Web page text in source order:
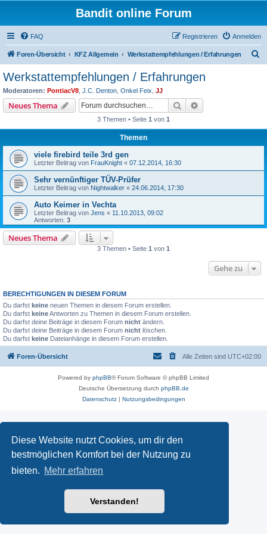
Diese Website nutzt Cookies, um dir den
bestmöglichen Komfort bei der Nutzung zu
bieten. Mehr erfahren
Verstanden!
Bandit online Forum
FAQ Anmelden
Registrieren
Foren-Übersicht KFZ Allgemein Werkstattempfehlungen / Erfahrungen
Werkstattempfehlungen / Erfahrungen
Moderatoren: PontiacV8 J.C. Denton Onkel Feix JJ
Neues Thema Suche
3 Themen • Seite 1 von 1
Themen
viele firebird teile 3rd gen
Letzter Beitrag von FrauKnight « 07.12.2014, 16:30
Sehr vernünftiger TÜV-Prüfer
Letzter Beitrag von Nightwalker « 24.06.2014, 17:30
Auto Keimer in Vechta
Letzter Beitrag von Jens « 11.10.2013, 09:02
Antworten: 3
Neues Thema
3 Themen • Seite 1 von 1
Gehe zu
BERECHTIGUNGEN IN DIESEM FORUM
Du darfst keine neuen Themen in diesem Forum erstellen.
Du darfst keineAntworten zu Themen in diesem Forum erstellen.
Du darfst deine Beiträge in diesem Forum nicht ändern.
Du darfst deine Beiträge in diesem Forum nicht löschen.
Du darfst keine Dateianhänge in diesem Forum erstellen.
Foren-Übersicht Alle Zeiten sind UTC+02:00
Powered by phpBB® Forum Software © phpBB Limited
Deutsche Übersetzung durch phpBB.de
Datenschutz| Nutzungsbedingungen